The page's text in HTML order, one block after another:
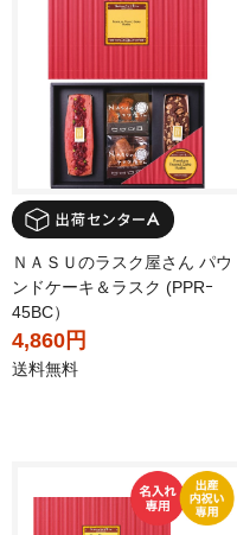
ＮＡＳＵのラスク屋さん パウ
ンドケーキ＆ラスク (PPRｰ
45BC）
4,860円
送料無料